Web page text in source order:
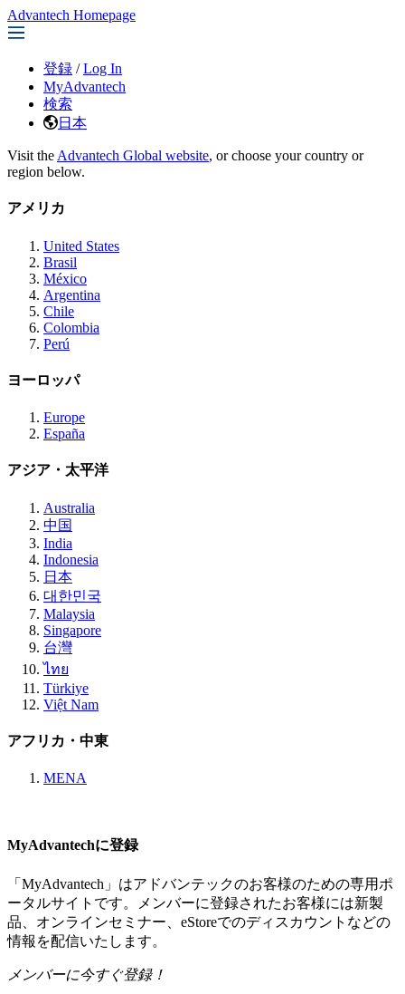
Advantech Homepage
登録 / Log In
MyAdvantech
検索
日本
Visit the Advantech Global website, or choose your country or
region below.
アメリカ
United States
Brasil
México
Argentina
Chile
Colombia
Perú
ヨーロッパ
Europe
España
アジア・太平洋
Australia
中国
India
Indonesia
日本
대한민국
Malaysia
Singapore
台灣
ไทย
Türkiye
Việt Nam
アフリカ・中東
MENA
MyAdvantechに登録
「MyAdvantech」はアドバンテックのお客様のための専用ポ
ータルサイトです。メンバーに登録されたお客様には新製
品、オンラインセミナー、eStoreでのディスカウントなどの
情報を配信いたします。
メンバーに今すぐ登録！